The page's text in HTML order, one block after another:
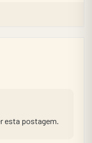
esta postagem.